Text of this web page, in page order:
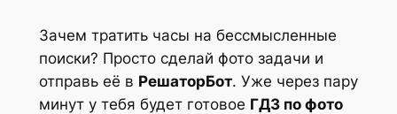
Зачем тратить часы на бессмысленные
поиски? Просто сделай фото задачи и
отправь её в РешаторБот. Уже через пару
минут у тебя будет готовое ГДЗ по фото